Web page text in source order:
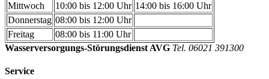
Mittwoch
10:00 bis 12:00 Uhr 14:00 bis 16:00 Uhr
Donnerstag 08:00 bis 12:00 Uhr
Freitag
08:00 bis 11:00 Uhr
Wasserversorgungs-Störungsdienst AVG Tel. 06021 391300
Service